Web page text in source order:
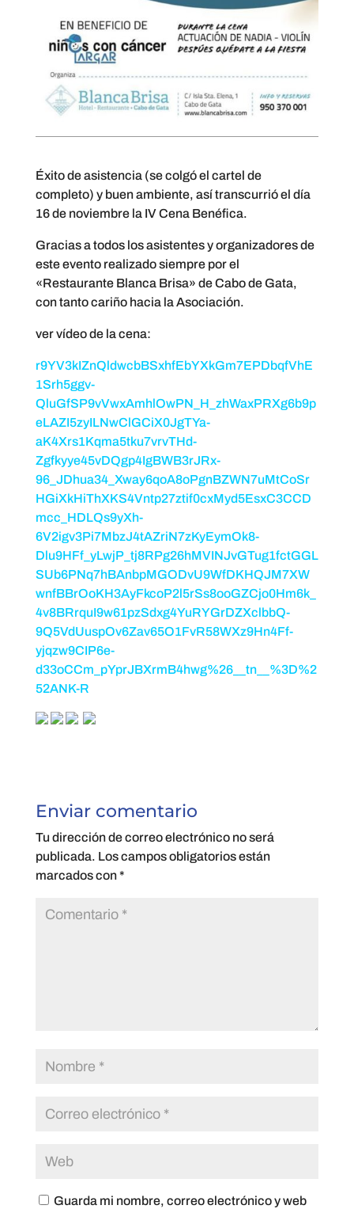
Éxito de asistencia (se colgó el cartel de
completo) y buen ambiente, así transcurrió el día
16 de noviembre la IV Cena Benéfica.
Gracias a todos los asistentes y organizadores de
este evento realizado siempre por el
«Restaurante Blanca Brisa» de Cabo de Gata,
con tanto cariño hacia la Asociación.
ver vídeo de la cena:
r9YV3kIZnQldwcbBSxhfEbYXkGm7EPDbqfVhE
1Srh5ggv-
QluGfSP9vVwxAmhlOwPN_H_zhWaxPRXg6b9p
eLAZI5zyILNwClGCiX0JgTYa-
aK4Xrs1Kqma5tku7vrvTHd-
Zgfkyye45vDQgp4IgBWB3rJRx-
96_JDhua34_Xway6qoA8oPgnBZWN7uMtCoSr
HGiXkHiThXKS4Vntp27ztif0cxMyd5EsxC3CCD
mcc_HDLQs9yXh-
6V2igv3Pi7MbzJ4tAZriN7zKyEymOk8-
Dlu9HFf_yLwjP_tj8RPg26hMVINJvGTug1fctGGL
SUb6PNq7hBAnbpMGODvU9WfDKHQJM7XW
wnfBBrOoKH3AyFkcoP2l5rSs8ooGZCjo0Hm6k_
4v8BRrquI9w61pzSdxg4YuRYGrDZXclbbQ-
9Q5VdUuspOv6Zav65O1FvR58WXz9Hn4Ff-
yjqzw9CIP6e-
d33oCCm_pYprJBXrmB4hwg%26__tn__%3D%2
52ANK-R
Enviar comentario
Tu dirección de correo electrónico no será
publicada. Los campos obligatorios están
marcados con*
Guarda mi nombre, correo electrónico y web